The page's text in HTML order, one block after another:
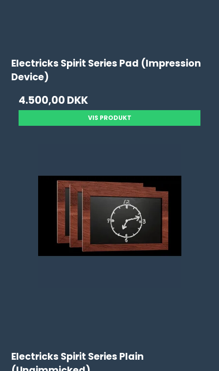
Electricks Spirit Series Pad (Impression
Device)
4.500,00 DKK
VIS PRODUKT
Electricks Spirit Series Plain